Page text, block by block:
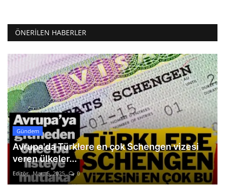
ÖNERILEN HABERLER
Gündem
Avrupa'da Türklere en çok Schengen vizesi
veren ülkeler...
Editör Mart 5, 2025 0